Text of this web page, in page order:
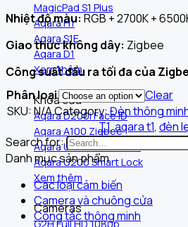
MagicPad S1 Plus
Aqara H1
Aqara S1E
Aqara D1
Xem thêm
Khóa cửa
Aqara D200i Face ID
Aqara A100 Zigbee
Aqara U100 Smart Lock
Aqara U200 Smart Lock
Xem thêm
Cameras
G2H Full HD 1080p
Nhiệt độ màu: RGB + 2700K +
Giao thức không dây: Zigbee
Công suất đầu ra tối đa của
Phân loại
Clear
SKU:N/ACategory:Đèn thông
T1,aqara t1, đèn
Search for:
Danh mục sản phẩm
Các loại cảm biến
Camera và chuông cửa
Công tắc thông minh